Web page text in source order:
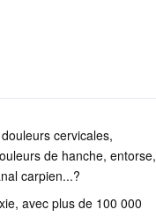
cervicales,
de hanche, entorse,
carpien...?
avec plus de 100 000